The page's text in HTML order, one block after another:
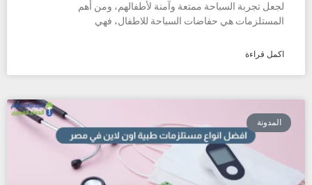
لجعل تجربة السباحة ممتعة وآمنة لأطفالهم، ومن أهم
المستلزمات هي حفاضات السباحة للاطفال، فهي
اكمل قراءة
المدونة